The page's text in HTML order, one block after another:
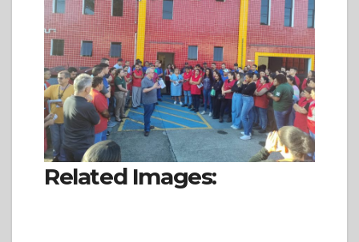
Related Images: